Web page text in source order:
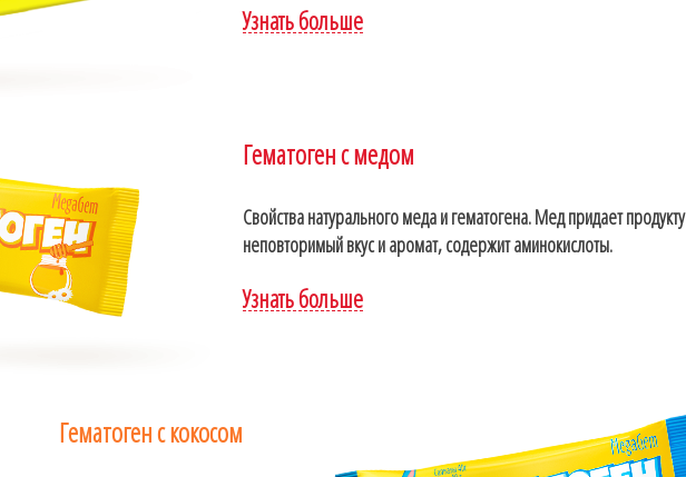
Узнать больше
Гематоген с медом
Свойства натурального меда и гематогена. Мед придает продукту
неповторимый вкус и аромат, содержит аминокислоты.
Узнать больше
Гематоген с кокосом